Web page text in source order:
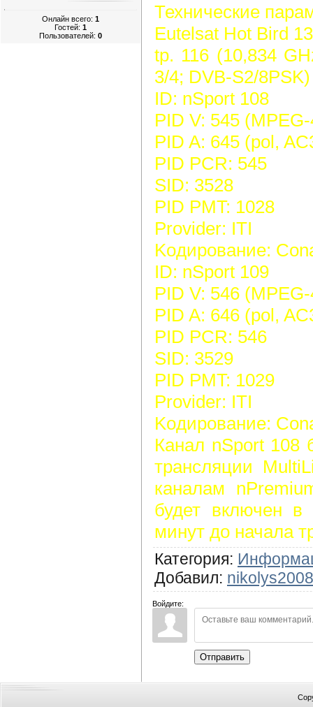
Онлайн всего: 1
Гостей: 1
Пользователей: 0
Технические
Eutelsat Hot Bird
tp. 116 (10,834
3/4; DVB-S2/8PSK)
ID: nSport 108
PID V: 545
PID A: 645 (pol,
PID PCR: 545
SID: 3528
PID PMT: 1028
Provider: ITI
Koдирование:
ID: nSport 109
PID V: 546
PID A: 646 (pol,
PID PCR: 546
SID: 3529
PID PMT: 1029
Provider: ITI
Koдирование:
Канал nSport 108
трансляции
каналам
будет включен в
минут до начала
Категория:
Добавил: nikolys2008
Войдите:
Отправить